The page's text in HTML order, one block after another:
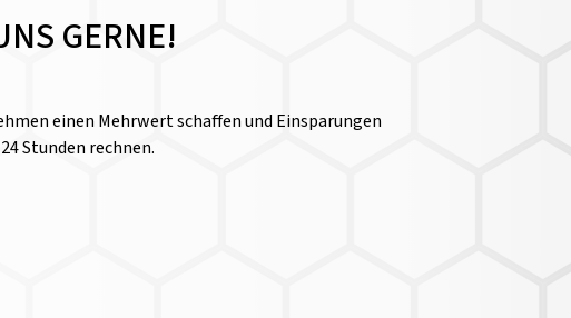
GERNE!
einen Mehrwert schaffen und Einsparungen
Stunden rechnen.